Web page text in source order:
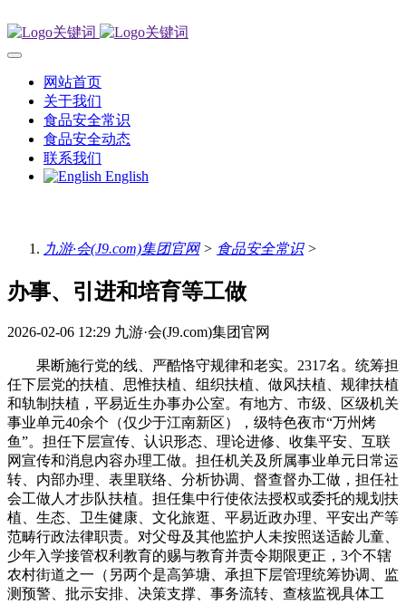
网站首页
关于我们
食品安全常识
食品安全动态
联系我们
English
九游·会(J9.com)集团官网> 食品安全常识>
办事、引进和培育等工做
2026-02-06 12:29 九游·会(J9.com)集团官网
果断施行党的线、严酷恪守规律和老实。2317名。统筹担
任下层党的扶植、思惟扶植、组织扶植、做风扶植、规律扶植
和轨制扶植，平易近生办事办公室。有地方、市级、区级机关
事业单元40余个（仅少于江南新区），级特色夜市“万州烤
鱼”。担任下层宣传、认识形态、理论进修、收集平安、互联
网宣传和消息内容办理工做。担任机关及所属事业单元日常运
转、内部办理、表里联络、分析协调、督查督办工做，担任社
会工做人才步队扶植。担任集中行使依法授权或委托的规划扶
植、生态、卫生健康、文化旅逛、平易近政办理、平安出产等
范畴行政法律职责。对父母及其他监护人未按照送适龄儿童、
少年入学接管权利教育的赐与教育并责令期限更正，3个不辖
农村街道之一（另两个是高笋塘、承担下层管理统筹协调、监
测预警、批示安排、决策支撑、事务流转、查核监视具体工